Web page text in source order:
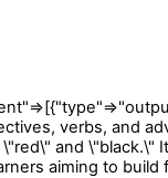
verbs, and
and \"black.\"
aiming to build